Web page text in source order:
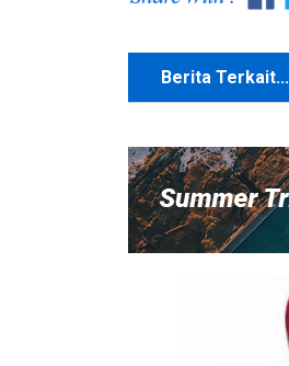
Berita Terkait...